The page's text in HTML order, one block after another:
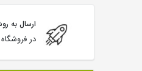
ارسال به
در